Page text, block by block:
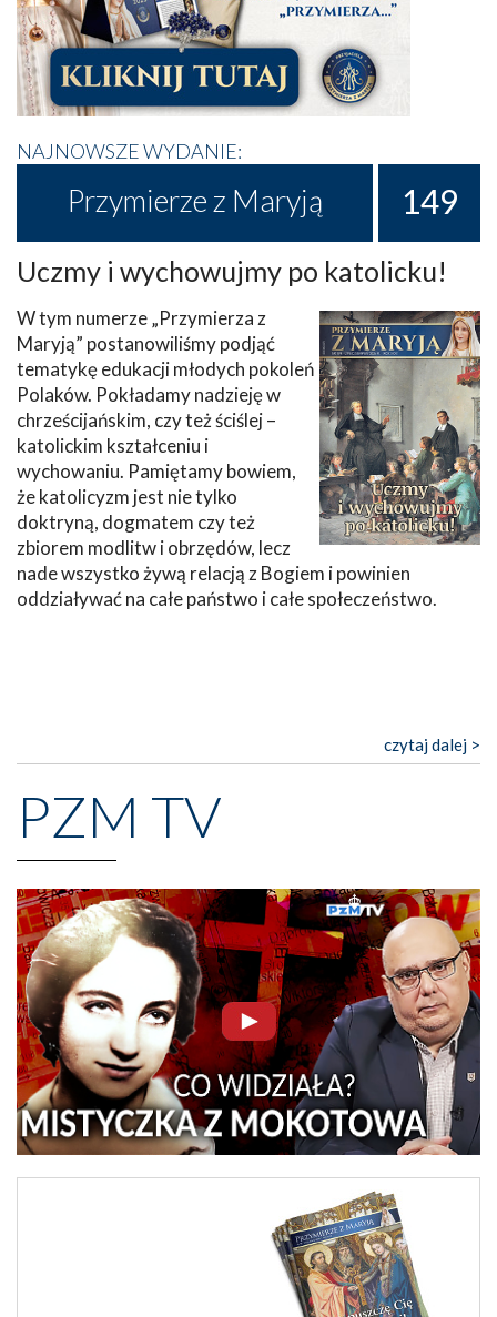
NAJNOWSZE WYDANIE:
Przymierze z Maryją 149
Uczmy i wychowujmy po katolicku!
W tym numerze „Przymierza z
Maryją” postanowiliśmy podjąć
tematykę edukacji młodych pokoleń
Polaków. Pokładamy nadzieję w
chrześcijańskim, czy też ściślej –
katolickim kształceniu i
wychowaniu. Pamiętamy bowiem,
że katolicyzm jest nie tylko
doktryną, dogmatem czy też
zbiorem modlitw i obrzędów, lecz
nade wszystko żywą relacją z Bogiem i powinien
oddziaływać na całe państwo i całe społeczeństwo.
czytaj dalej >
PZM TV